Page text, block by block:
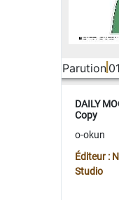
Parution
DAILY
Copy
o-okun
Éditeur :
Studio